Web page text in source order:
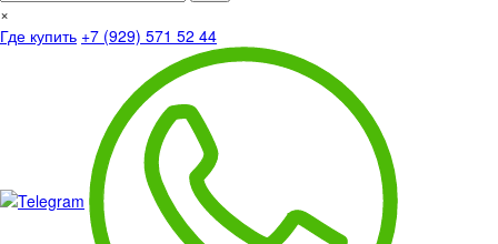
×
Где купить +7 (929) 571 52 44